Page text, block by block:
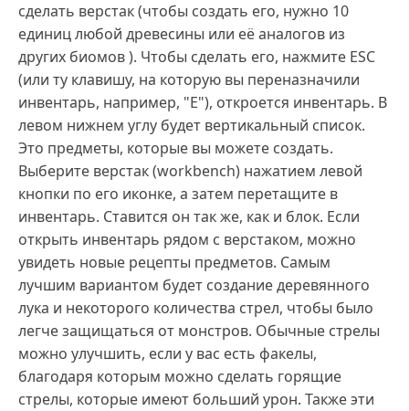
сделать верстак (чтобы создать его, нужно 10
единиц любой древесины или её аналогов из
других биомов ). Чтобы сделать его, нажмите ESC
(или ту клавишу, на которую вы переназначили
инвентарь, например, "E"), откроется инвентарь. В
левом нижнем углу будет вертикальный список.
Это предметы, которые вы можете создать.
Выберите верстак (workbench) нажатием левой
кнопки по его иконке, а затем перетащите в
инвентарь. Ставится он так же, как и блок. Если
открыть инвентарь рядом с верстаком, можно
увидеть новые рецепты предметов. Самым
лучшим вариантом будет создание деревянного
лука и некоторого количества стрел, чтобы было
легче защищаться от монстров. Обычные стрелы
можно улучшить, если у вас есть факелы,
благодаря которым можно сделать горящие
стрелы, которые имеют больший урон. Также эти